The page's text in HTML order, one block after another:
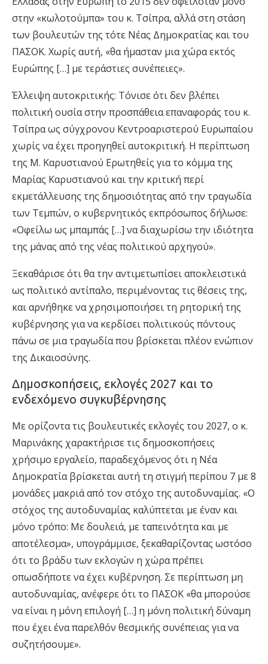
στην «κωλοτούμπα» του κ. Τσίπρα, αλλά στη στάση
των βουλευτών της τότε Νέας Δημοκρατίας και του
ΠΑΣΟΚ. Χωρίς αυτή, «θα ήμασταν μια χώρα εκτός
Ευρώπης […] με τεράστιες συνέπειες».
Έλλειψη αυτοκριτικής: Τόνισε ότι δεν βλέπει
πολιτική ουσία στην προσπάθεια επαναφοράς του κ.
Τσίπρα ως σύγχρονου Κεντροαριστερού Ευρωπαίου
χωρίς να έχει προηγηθεί αυτοκριτική. Η περίπτωση
της Μ. Καρυστιανού Ερωτηθείς για το κόμμα της
Μαρίας Καρυστιανού και την κριτική περί
εκμετάλλευσης της δημοσιότητας από την τραγωδία
των Τεμπών, ο κυβερνητικός εκπρόσωπος δήλωσε:
«Οφείλω ως μπαμπάς […] να διαχωρίσω την ιδιότητα
της μάνας από της νέας πολιτικού αρχηγού».
Ξεκαθάρισε ότι θα την αντιμετωπίσει αποκλειστικά
ως πολιτικό αντίπαλο, περιμένοντας τις θέσεις της,
και αρνήθηκε να χρησιμοποιήσει τη ρητορική της
κυβέρνησης για να κερδίσει πολιτικούς πόντους
πάνω σε μια τραγωδία που βρίσκεται πλέον ενώπιον
της Δικαιοσύνης.
Δημοσκοπήσεις, εκλογές 2027 και το
ενδεχόμενο συγκυβέρνησης
Με ορίζοντα τις βουλευτικές εκλογές του 2027, ο κ.
Μαρινάκης χαρακτήρισε τις δημοσκοπήσεις
χρήσιμο εργαλείο, παραδεχόμενος ότι η Νέα
Δημοκρατία βρίσκεται αυτή τη στιγμή περίπου 7 με 8
μονάδες μακριά από τον στόχο της αυτοδυναμίας. «Ο
στόχος της αυτοδυναμίας καλύπτεται με έναν και
μόνο τρόπο: Με δουλειά, με ταπεινότητα και με
αποτέλεσμα», υπογράμμισε, ξεκαθαρίζοντας ωστόσο
ότι το βράδυ των εκλογών η χώρα πρέπει
οπωσδήποτε να έχει κυβέρνηση. Σε περίπτωση μη
αυτοδυναμίας, ανέφερε ότι το ΠΑΣΟΚ «θα μπορούσε
να είναι η μόνη επιλογή […] η μόνη πολιτική δύναμη
που έχει ένα παρελθόν θεσμικής συνέπειας για να
συζητήσουμε».